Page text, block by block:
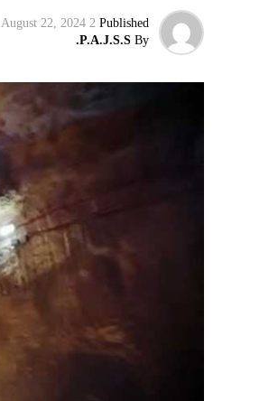
Published
2 years ago
August 22, 2024
By
P.A.J.S.S.